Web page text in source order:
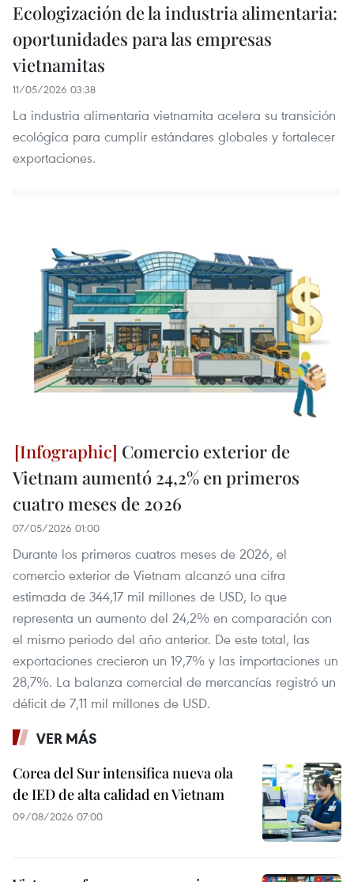
Ecologización de la industria alimentaria:
oportunidades para las empresas
vietnamitas
11/05/2026 03:38
La industria alimentaria vietnamita acelera su transición
ecológica para cumplir estándares globales y fortalecer
exportaciones.
Comercio exterior de
Vietnam aumentó 24,2% en primeros
cuatro meses de 2026
07/05/2026 01:00
Durante los primeros cuatros meses de 2026, el
comercio exterior de Vietnam alcanzó una cifra
estimada de 344,17 mil millones de USD, lo que
representa un aumento del 24,2% en comparación con
el mismo periodo del año anterior. De este total, las
exportaciones crecieron un 19,7% y las importaciones un
28,7%. La balanza comercial de mercancías registró un
déficit de 7,11 mil millones de USD.
VER MÁS
Corea del Sur intensifica nueva ola
de IED de alta calidad en Vietnam
09/08/2026 07:00